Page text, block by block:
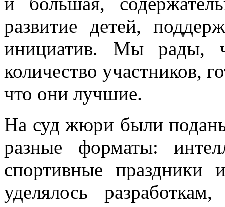
развитие детей,
инициатив. Мы рады,
количество участников,
что они лучшие.
На суд жюри были
разные форматы:
спортивные праздники
уделялось